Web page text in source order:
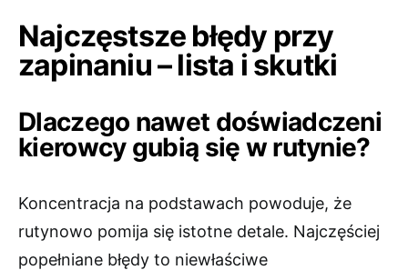
Najczęstsze błędy przy
zapinaniu – lista i skutki
Dlaczego nawet doświadczeni
kierowcy gubią się w rutynie?
Koncentracja na podstawach powoduje, że
rutynowo pomija się istotne detale. Najczęściej
popełniane błędy to niewłaściwe